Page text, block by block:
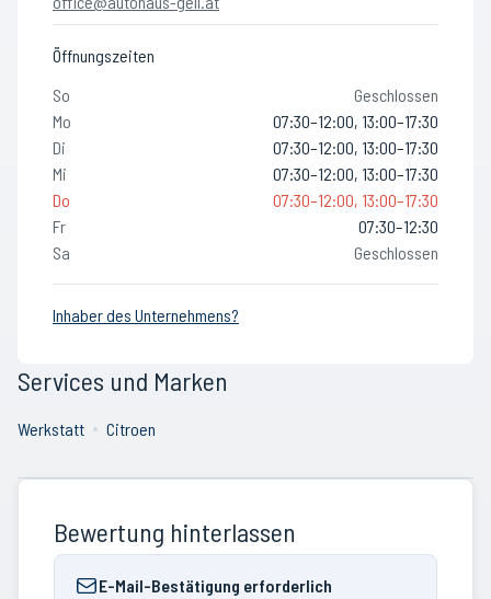
Öffnungszeiten
So
Geschlossen
Mo
07:30–12:00, 13:00–17:30
Di
07:30–12:00, 13:00–17:30
Mi
07:30–12:00, 13:00–17:30
Do
07:30–12:00, 13:00–17:30
Fr
07:30–12:30
Sa
Geschlossen
Inhaber des Unternehmens?
Services und Marken
Werkstatt Citroen
Bewertung hinterlassen
E-Mail-Bestätigung erforderlich